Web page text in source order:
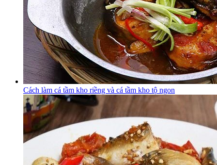
Cách làm cá tầm kho riềng và cá tầm kho tộ ngon